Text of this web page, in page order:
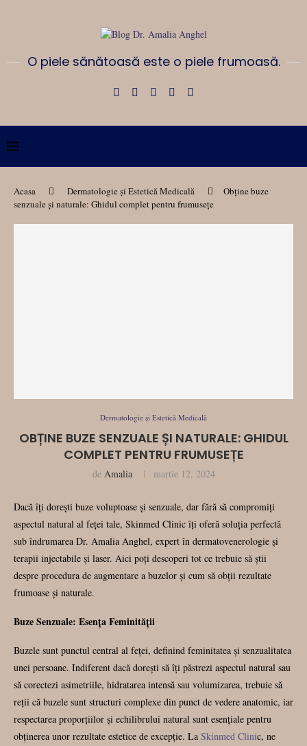
O piele sănătoasă este o piele frumoasă.
Acasa Dermatologie și Estetică Medicală
Obține buze
senzuale și naturale: Ghidul complet pentru frumusețe
Dermatologie și Estetică Medicală
OBȚINE BUZE SENZUALE ȘI NATURALE: GHIDUL
COMPLET PENTRU FRUMUSEȚE
de Amalia martie 12, 2024
Dacă îți dorești buze voluptoase și senzuale, dar fără să compromiți
aspectul natural al feței tale, Skinmed Clinic îți oferă soluția perfectă
sub îndrumarea Dr. Amalia Anghel, expert în dermatovenerologie și
terapii injectabile și laser. Aici poți descoperi tot ce trebuie să știi
despre procedura de augmentare a buzelor și cum să obții rezultate
frumoase și naturale.
Buze Senzuale: Esența Feminității
Buzele sunt punctul central al feței, definind feminitatea și senzualitatea
unei persoane. Indiferent dacă dorești să îți păstrezi aspectul natural sau
să corectezi asimetriile, hidratarea intensă sau volumizarea, trebuie să
reții că buzele sunt structuri complexe din punct de vedere anatomic, iar
respectarea proporțiilor și echilibrului natural sunt esențiale pentru
obținerea unor rezultate estetice de excepție. La Skinmed Clinic, ne